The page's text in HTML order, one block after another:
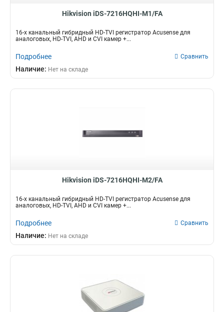
Hikvision iDS-7216HQHI-M1/FA
16-х канальный гибридный HD-TVI регистратор Acusense для
аналоговых, HD-TVI, AHD и CVI камер +...
Подробнее Сравнить
Наличие: Нет на складе
Hikvision iDS-7216HQHI-M2/FA
16-х канальный гибридный HD-TVI регистратор Acusense для
аналоговых, HD-TVI, AHD и CVI камер +...
Подробнее Сравнить
Наличие: Нет на складе